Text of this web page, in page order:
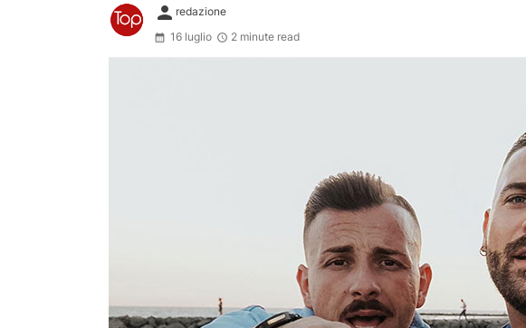
person redazione
16 luglio
2 minute read